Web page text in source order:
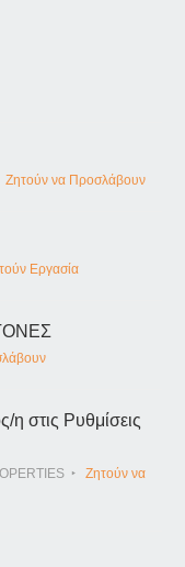
Ζητούν να Προσλάβουν
Εργασία
η στις Ρυθμίσεις
Ζητούν να